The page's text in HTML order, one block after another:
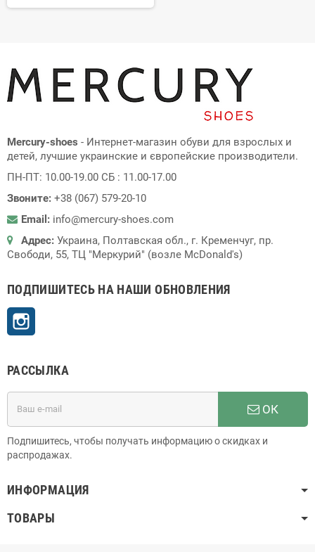
Mercury-shoes - Интернет-магазин обуви для взрослых и
детей, лучшие украинские и європейские производители.
ПН-ПТ: 10.00-19.00 СБ : 11.00-17.00
Звоните: +38 (067) 579-20-10
Email: info@mercury-shoes.com
Адрес: Украина, Полтавская обл., г. Кременчуг, пр.
Свободи, 55, ТЦ "Меркурий" (возле McDonald's)
ПОДПИШИТЕСЬ НА НАШИ ОБНОВЛЕНИЯ
РАССЫЛКА
ОК
Подпишитесь, чтобы получать информацию о скидках и
распродажах.
ИНФОРМАЦИЯ
ТОВАРЫ